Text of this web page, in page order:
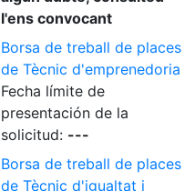
l'ens convocant
Borsa de treball de places
de Tècnic d'emprenedoria
Fecha límite de
presentación de la
solicitud: ---
Borsa de treball de places
de Tècnic d'igualtat i